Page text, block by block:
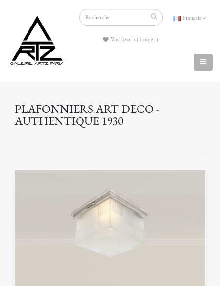
Français
Vos favoris ( 1 objet )
PLAFONNIERS ART DECO -
AUTHENTIQUE 1930